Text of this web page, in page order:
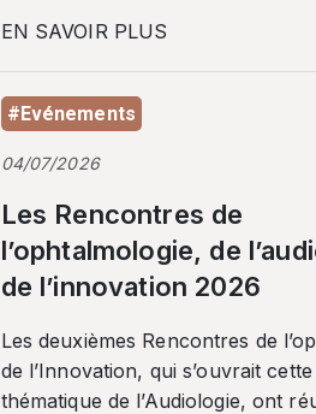
EN SAVOIR PLUS
#Evénements
04/07/2026
Les Rencontres de
l’ophtalmologie, de
de l’innovation 2026
Les deuxièmes Rencontres de
de l’Innovation, qui s’ouvrait
thématique de l’Audiologie, ont